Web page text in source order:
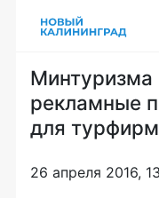
Минтуризма
рекламные
для
26 апреля 2016,